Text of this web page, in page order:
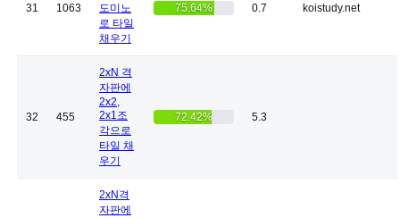
31 1063
도미노
로 타일
채우기
75.64% 0.7 koistudy.net
32 455
2xN 격
자판에
2x2,
2x1조
각으로
타일 채
우기
72.42% 5.3
2xN격
자판에